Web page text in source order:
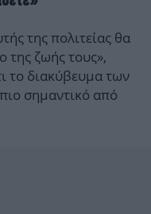
της πολιτείας θα
της ζωής τους»,
το διακύβευμα των
σημαντικό από